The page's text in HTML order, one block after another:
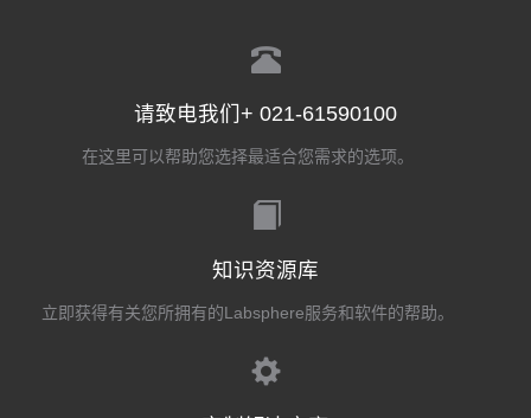
请致电我们+ 021-61590100
在这里可以帮助您选择最适合您需求的选项。
知识资源库
立即获得有关您所拥有的Labsphere服务和软件的帮助。